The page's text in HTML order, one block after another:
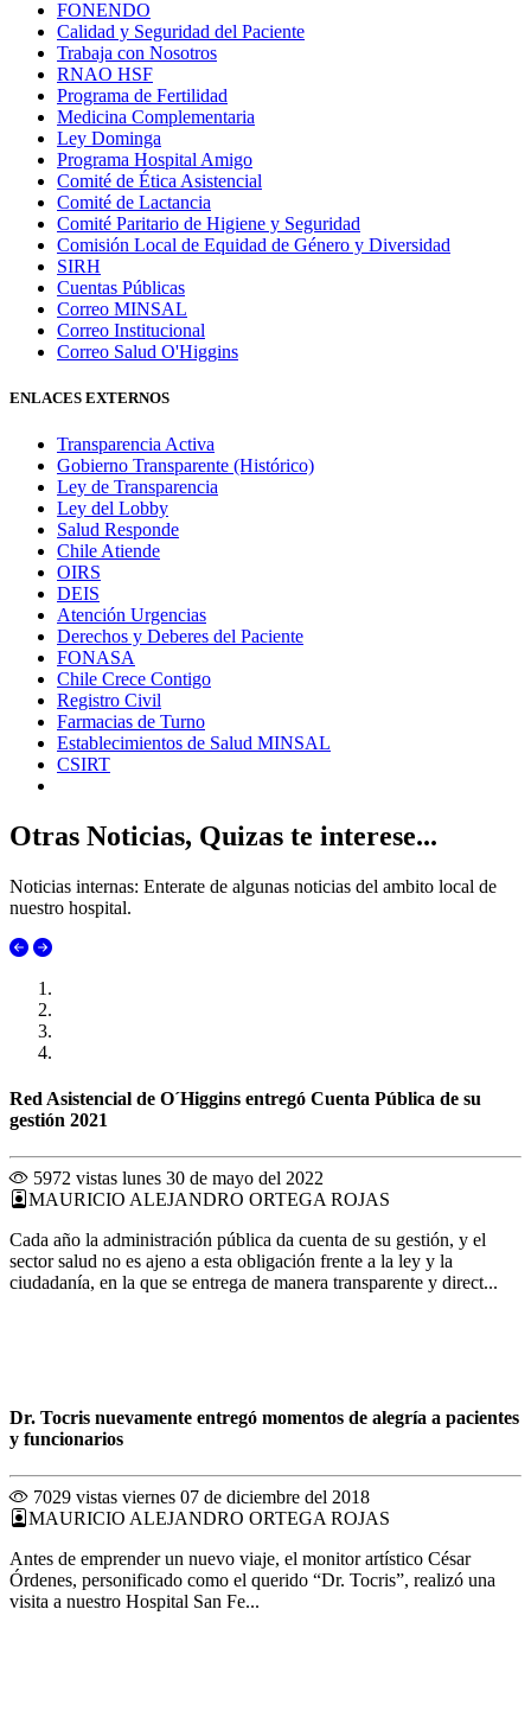
FONENDO
Calidad y Seguridad del Paciente
Trabaja con Nosotros
RNAO HSF
Programa de Fertilidad
Medicina Complementaria
Ley Dominga
Programa Hospital Amigo
Comité de Ética Asistencial
Comité de Lactancia
Comité Paritario de Higiene y Seguridad
Comisión Local de Equidad de Género y Diversidad
SIRH
Cuentas Públicas
Correo MINSAL
Correo Institucional
Correo Salud O'Higgins
ENLACES EXTERNOS
Transparencia Activa
Gobierno Transparente (Histórico)
Ley de Transparencia
Ley del Lobby
Salud Responde
Chile Atiende
OIRS
DEIS
Atención Urgencias
Derechos y Deberes del Paciente
FONASA
Chile Crece Contigo
Registro Civil
Farmacias de Turno
Establecimientos de Salud MINSAL
CSIRT
Otras Noticias, Quizas te interese...
Noticias internas: Enterate de algunas noticias del ambito local de
nuestro hospital.
Red Asistencial de O´Higgins entregó Cuenta Pública de su
gestión 2021
5972 vistas lunes 30 de mayo del 2022
MAURICIO ALEJANDRO ORTEGA ROJAS
Cada año la administración pública da cuenta de su gestión, y el
sector salud no es ajeno a esta obligación frente a la ley y la
ciudadanía, en la que se entrega de manera transparente y direct...
Dr. Tocris nuevamente entregó momentos de alegría a pacientes
y funcionarios
7029 vistas viernes 07 de diciembre del 2018
MAURICIO ALEJANDRO ORTEGA ROJAS
Antes de emprender un nuevo viaje, el monitor artístico César
Órdenes, personificado como el querido “Dr. Tocris”, realizó una
visita a nuestro Hospital San Fe...